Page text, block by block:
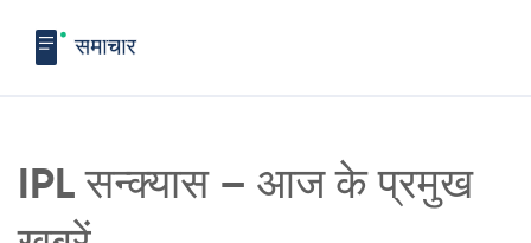
IPL सन्क्यास – आज के प्रमुख